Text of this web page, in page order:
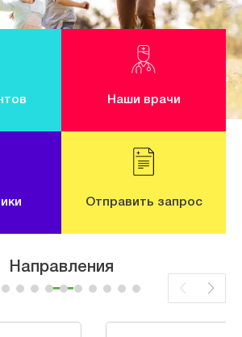
Наши врачи
Отправить запрос
Направления